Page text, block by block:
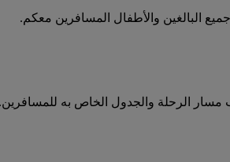
الرحلة والجدول الخاص به